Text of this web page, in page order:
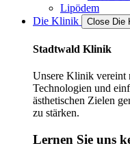
Lipödem
Die Klinik
Close Die
Stadtwald Klinik
Unsere Klinik vereint
Technologien und
ästhetischen Zielen
zu stärken.
Lernen Sie uns